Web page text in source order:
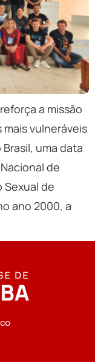
a missão
vulneráveis
uma data
de
Sexual de
ano 2000, a